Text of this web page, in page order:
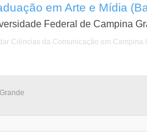
em Arte e Mídia
Federal de Campina
Ciências da Comunicação em Campina